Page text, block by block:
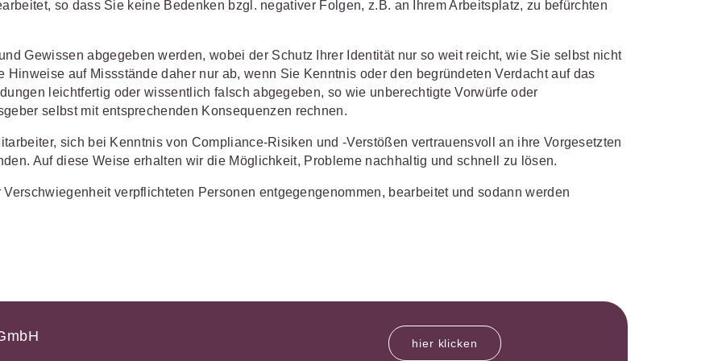
Arbeitsrecht
Außenwirtschaftsrecht
Bankrecht
Notare
Öffentliches Dienstrecht
Öffentliches Recht
Versicherungsrecht
Praxisnah und intuitiv: Schutz vor
rechtlichen Risikenfür Unternehmen,
Institutionen und Steuerberater.
Qualifiziert und zertifiziert: Online-
Fortbildungenfür Fachanwältein
allen wichtigen Fachgebieten.
Produktberater für eine erste
Öffentliche Verwaltung
Unternehmen
Referendariat
Studium und Hochschule
Sie
Schulungen und Termine
WEITERE SERVICES
FAQ
Downloads
juris PraxisReporte
0681 5866-4422
Alle Kontaktmöglichkeiten
so dass Sie keine Bedenken bzgl. negativer Folgen, z.B. an Ihrem Arbeitsplatz, zu befürchten
Gewissen abgegeben werden, wobei der Schutz Ihrer Identität nur so weit reicht, wie Sie selbst nicht
auf Missstände daher nur ab, wenn Sie Kenntnis oder den begründeten Verdacht auf das
leichtfertig oder wissentlich falsch abgegeben, so wie unberechtigte Vorwürfe oder
selbst mit entsprechenden Konsequenzen rechnen.
sich bei Kenntnis von Compliance-Risiken und -Verstößen vertrauensvoll an ihre Vorgesetzten
Auf diese Weise erhalten wir die Möglichkeit, Probleme nachhaltig und schnell zu lösen.
verpflichteten Personen entgegengenommen, bearbeitet und sodann werden
hier klicken